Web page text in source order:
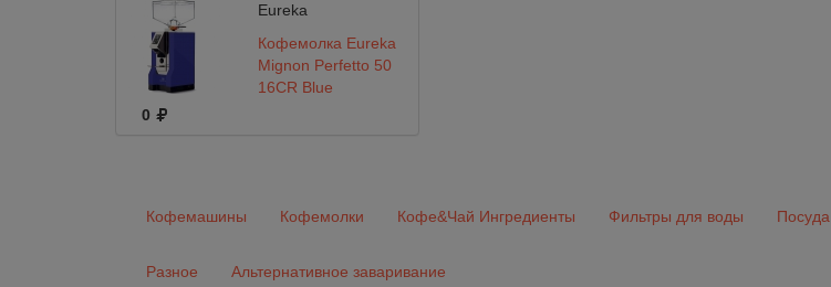
Eureka
Кофемолка Eureka
Mignon Perfetto 50
16CR Blue
0
Кофемашины Кофемолки Кофе&Чай Ингредиенты Фильтры для воды Посуда
Разное Альтернативное заваривание